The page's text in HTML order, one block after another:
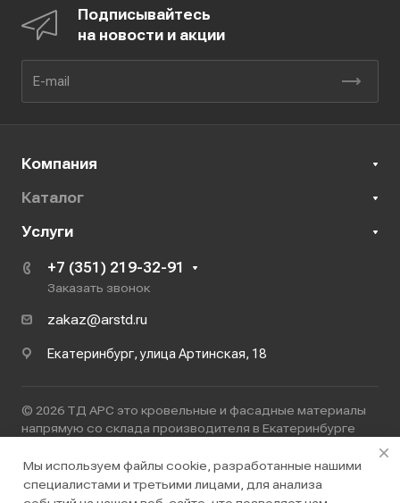
Подписывайтесь
на новости и акции
Компания
Каталог
Услуги
+7 (351) 219-32-91
Заказать звонок
zakaz@arstd.ru
Екатеринбург, улица Артинская, 18
© 2026 ТД АРС это кровельные и фасадные материалы
напрямую со склада производителя в Екатеринбурге
ИНН 7447272423
Политика конфиденциальности
Мы используем файлы cookie, разработанные нашими
специалистами и третьими лицами, для анализа